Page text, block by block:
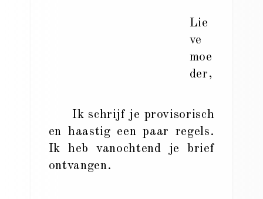
Lie
ve
moe
der,
Ik schrijf je provisorisch
en haastig een paar regels.
Ik heb vanochtend je brief
ontvangen.